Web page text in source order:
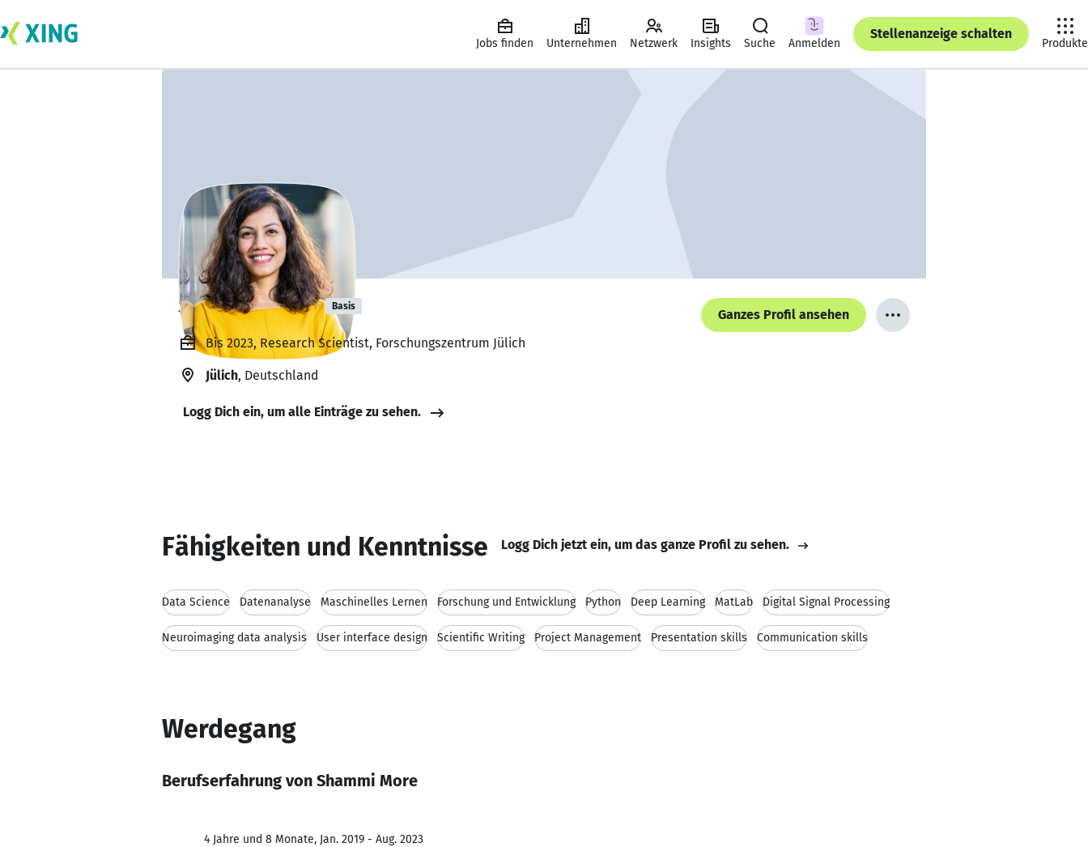
Jobs finden Unternehmen Netzwerk Insights Suche Anmelden
Stellenanzeige schalten
Produkte
Shammi More Basis
Ganzes Profil ansehen
Bis 2023, Research Scientist, Forschungszentrum Jülich
Jülich, Deutschland
Logg Dich ein, um alle Einträge zu sehen.
Fähigkeiten und Kenntnisse Logg Dich jetzt ein, um das ganze Profil zu sehen.
Data Science Datenanalyse Maschinelles Lernen Forschung und Entwicklung Python Deep Learning MatLab Digital Signal Processing
Neuroimaging data analysis User interface design Scientific Writing Project Management Presentation skills Communication skills
Werdegang
Berufserfahrung von Shammi More
4 Jahre und 8 Monate, Jan. 2019 - Aug. 2023